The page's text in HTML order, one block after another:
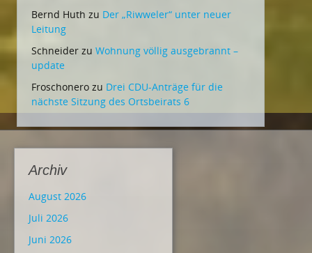
Bernd Huth zu Der „Riwweler“ unter neuer
Leitung
Schneider zu Wohnung völlig ausgebrannt –
update
Froschonero zu Drei CDU-Anträge für die
nächste Sitzung des Ortsbeirats 6
Archiv
August 2026
Juli 2026
Juni 2026